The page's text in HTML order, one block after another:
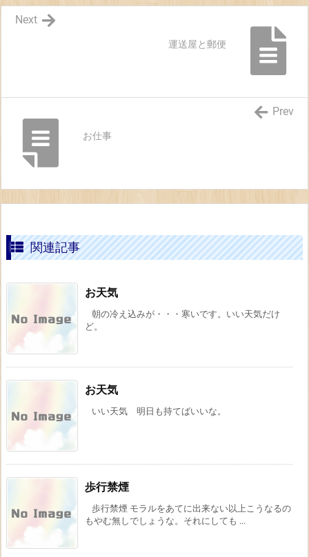
運送屋と郵便
Next
お仕事
Prev
関連記事
お天気
朝の冷え込みが・・・寒いです。いい天気だけ
ど。
お天気
いい天気 明日も持てばいいな。
歩行禁煙
歩行禁煙 モラルをあてに出来ない以上こうなるの
もやむ無しでしょうな。それにしても ...